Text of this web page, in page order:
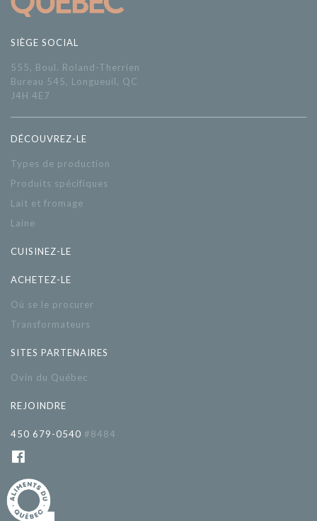
SIÈGE SOCIAL
555, Boul. Roland-Therrien
Bureau 545, Longueuil, QC
J4H 4E7
DÉCOUVREZ-LE
Types de production
Produits spécifiques
Lait et fromage
Laine
CUISINEZ-LE
ACHETEZ-LE
Où se le procurer
Transformateurs
SITES PARTENAIRES
Ovin du Québec
REJOINDRE
450 679-0540 #8484